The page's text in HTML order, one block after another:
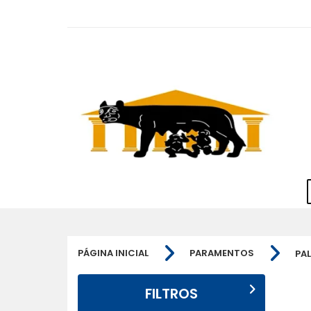
PÁGINA INICIAL PARAMENTOS
FILTROS